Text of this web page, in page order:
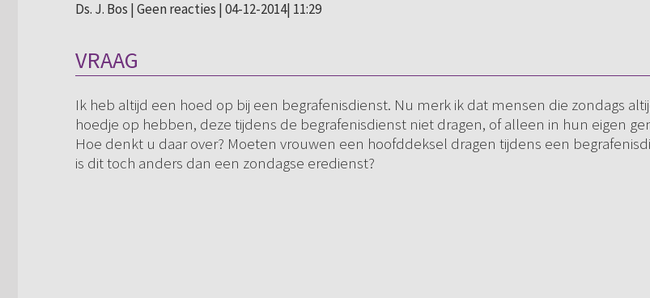
Ds. J. Bos | Geen reacties | 04-12-2014| 11:29
VRAAG
Ik heb altijd een hoed op bij een begrafenisdienst. Nu merk ik dat mensen die zondags
hoedje op hebben, deze tijdens de begrafenisdienst niet dragen, of alleen in hun eigen
Hoe denkt u daar over? Moeten vrouwen een hoofddeksel dragen tijdens een
is dit toch anders dan een zondagse eredienst?